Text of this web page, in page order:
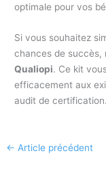
optimale pour vos
Si vous souhaitez
chances de succès,
Qualiopi. Ce kit
efficacement aux
audit de certification.
← Article précédent